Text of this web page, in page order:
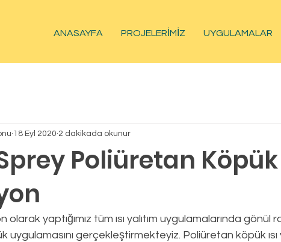
ANASAYFA PROJELERİMİZ UYGULAMALAR
Poliüretan Köpük
18 Eyl 2020 2 dakikada okunur
uygulamasını gerçekleştirmekteyiz. Poliüretan köpük ısı